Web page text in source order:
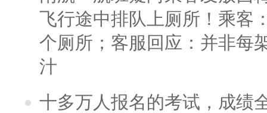
飞行途中排队上厕所！乘客
个厕所；客服回应：并非每
汁
十多万人报名的考试，成绩